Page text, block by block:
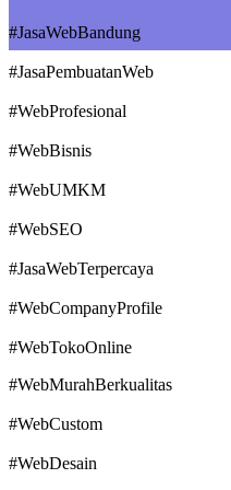
#JasaWebBandung
#JasaPembuatanWeb
#WebProfesional
#WebBisnis
#WebUMKM
#WebSEO
#JasaWebTerpercaya
#WebCompanyProfile
#WebTokoOnline
#WebMurahBerkualitas
#WebCustom
#WebDesain